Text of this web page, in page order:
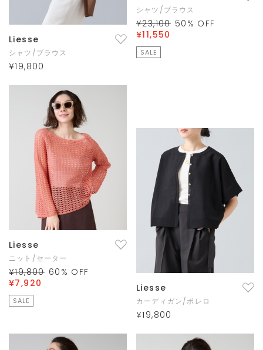
Liesse
シャツ/ブラウス
¥19,800
シャツ/ブラウス
¥23,100 50 % OFF
¥11,550
SALE
Liesse
ニット/セーター
¥19,800 60 % OFF
¥7,920
SALE
Liesse
カーディガン/ボレロ
¥19,800